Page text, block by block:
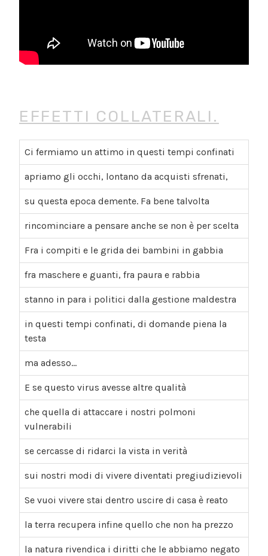
EFFETTI COLLATERALI.
Ci fermiamo un attimo in questi tempi confinati
apriamo gli occhi, lontano da acquisti sfrenati,
su questa epoca demente. Fa bene talvolta
rincominciare a pensare anche se non è per scelta
Fra i compiti e le grida dei bambini in gabbia
fra maschere e guanti, fra paura e rabbia
stanno in para i politici dalla gestione maldestra
in questi tempi confinati, di domande piena la
testa
ma adesso…
E se questo virus avesse altre qualità
che quella di attaccare i nostri polmoni
vulnerabili
se cercasse di ridarci la vista in verità
sui nostri modi di vivere diventati pregiudizievoli
Se vuoi vivere stai dentro uscire di casa è reato
la terra recupera infine quello che non ha prezzo
la natura rivendica i diritti che le abbiamo negato